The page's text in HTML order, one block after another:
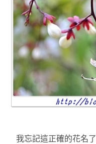
我忘記這正確的花名了